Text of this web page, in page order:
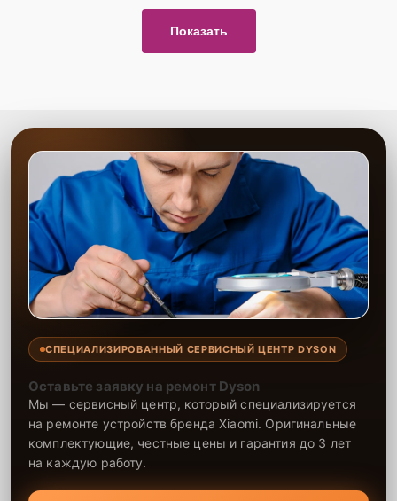
Показать
СПЕЦИАЛИЗИРОВАННЫЙ СЕРВИСНЫЙ ЦЕНТР DYSON
Оставьте заявку на ремонт Dyson
Мы — сервисный центр, который специализируется
на ремонте устройств бренда Xiaomi. Оригинальные
комплектующие, честные цены и гарантия до 3 лет
на каждую работу.